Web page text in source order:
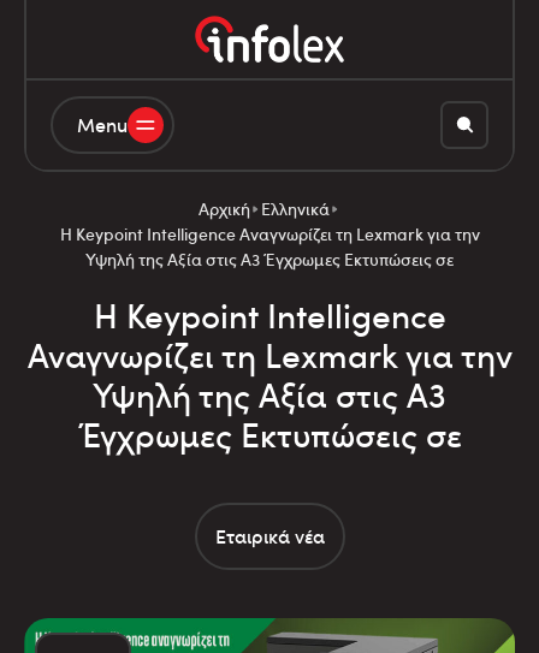
Menu
Αρχική Ελληνικά
Η Keypoint Intelligence Αναγνωρίζει τη Lexmark για την
Υψηλή της Αξία στις Α3 Έγχρωμες Εκτυπώσεις σε
Η Keypoint Intelligence
Αναγνωρίζει τη Lexmark για την
Υψηλή της Αξία στις Α3
Έγχρωμες Εκτυπώσεις σε
Εταιρικά νέα